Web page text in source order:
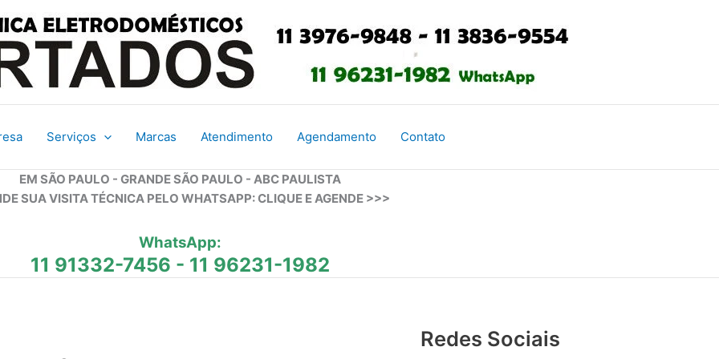
Serviços Marcas Atendimento Agendamento Contato
EM SÃO PAULO - GRANDE SÃO PAULO - ABC PAULISTA
SUA VISITA TÉCNICA PELO WHATSAPP: CLIQUE E AGENDE >>>
WhatsApp:
11 91332-7456 - 11 96231-1982
Redes Sociais